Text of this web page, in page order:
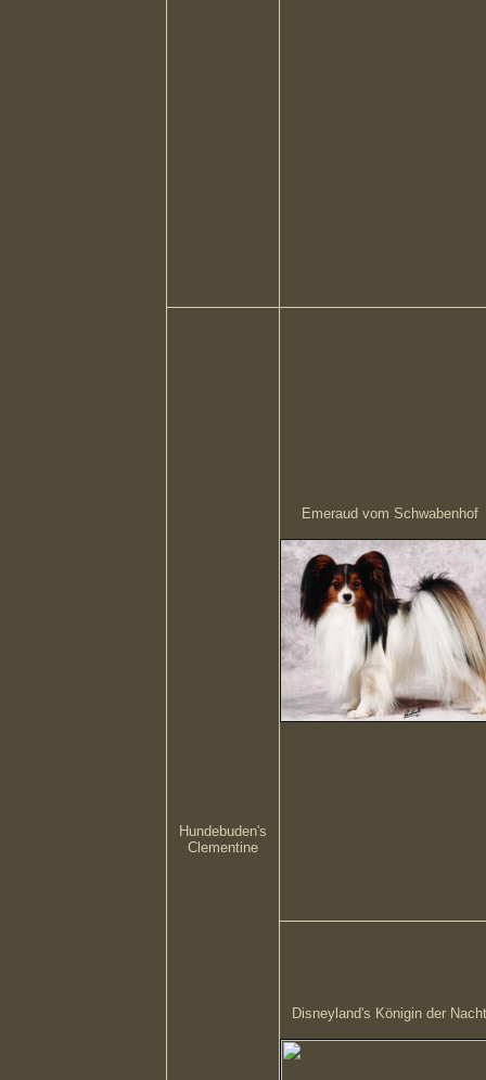
Hundebuden's
Clementine
Emeraud vom Schwabenhof
Disneyland's Königin der Nacht